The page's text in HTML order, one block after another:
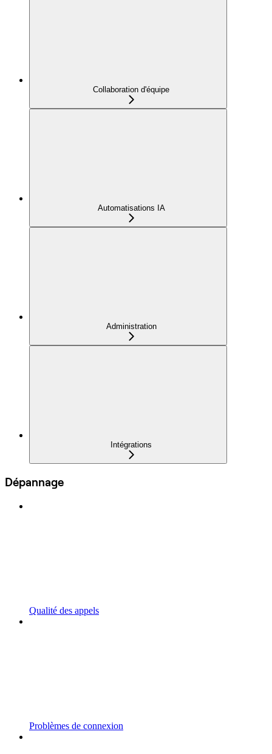
Collaboration d'équipe
Automatisations IA
Administration
Intégrations
Dépannage
Qualité des appels
Problèmes de connexion